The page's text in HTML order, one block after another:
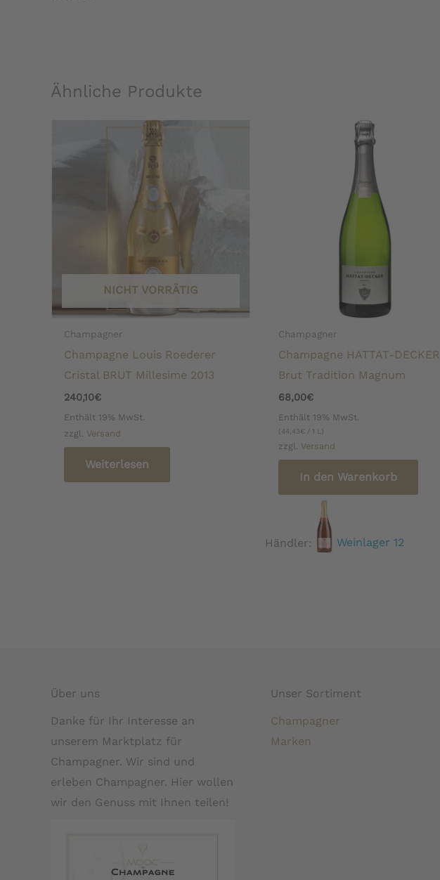
Ähnliche Produkte
NICHT VORRÄTIG
Champagner
Champagne Louis Roederer
Cristal BRUT Millesime 2013
240,10€
Enthält 19% MwSt.
zzgl. Versand
Weiterlesen
Champagner
Champagne HATTAT-DECKER
Brut Tradition Magnum
68,00€
Enthält 19% MwSt.
(44,43€ / 1 L)
zzgl. Versand
In den Warenkorb
Händler: Weinlager 12
Über uns
Danke für Ihr Interesse an
unserem Marktplatz für
Champagner. Wir sind und
erleben Champagner. Hier wollen
wir den Genuss mit Ihnen teilen!
Unser Sortiment
Champagner
Marken